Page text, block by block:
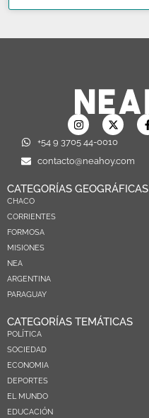
+54 9 3705 44-0010
contacto@neahoy.com
CATEGORÍAS GEOGRÁFICAS
CHACO
CORRIENTES
FORMOSA
MISIONES
NEA
ARGENTINA
PARAGUAY
CATEGORÍAS TEMÁTICAS
POLÍTICA
SOCIEDAD
ECONOMIA
DEPORTES
EL MUNDO
EDUCACIÓN